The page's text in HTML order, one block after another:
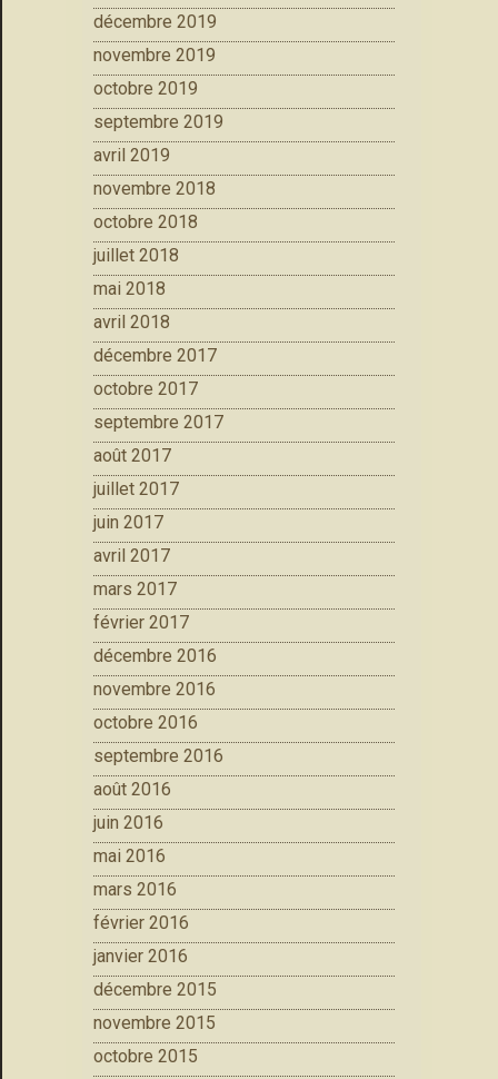
décembre 2019
novembre 2019
octobre 2019
septembre 2019
avril 2019
novembre 2018
octobre 2018
juillet 2018
mai 2018
avril 2018
décembre 2017
octobre 2017
septembre 2017
août 2017
juillet 2017
juin 2017
avril 2017
mars 2017
février 2017
décembre 2016
novembre 2016
octobre 2016
septembre 2016
août 2016
juin 2016
mai 2016
mars 2016
février 2016
janvier 2016
décembre 2015
novembre 2015
octobre 2015